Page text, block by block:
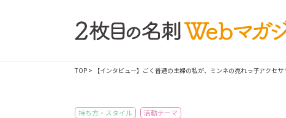
TOP > 【インタビュー】ごく普通の主婦の私が、ミンネの売れっ子アクセ
持ち方・スタイル 活動テーマ